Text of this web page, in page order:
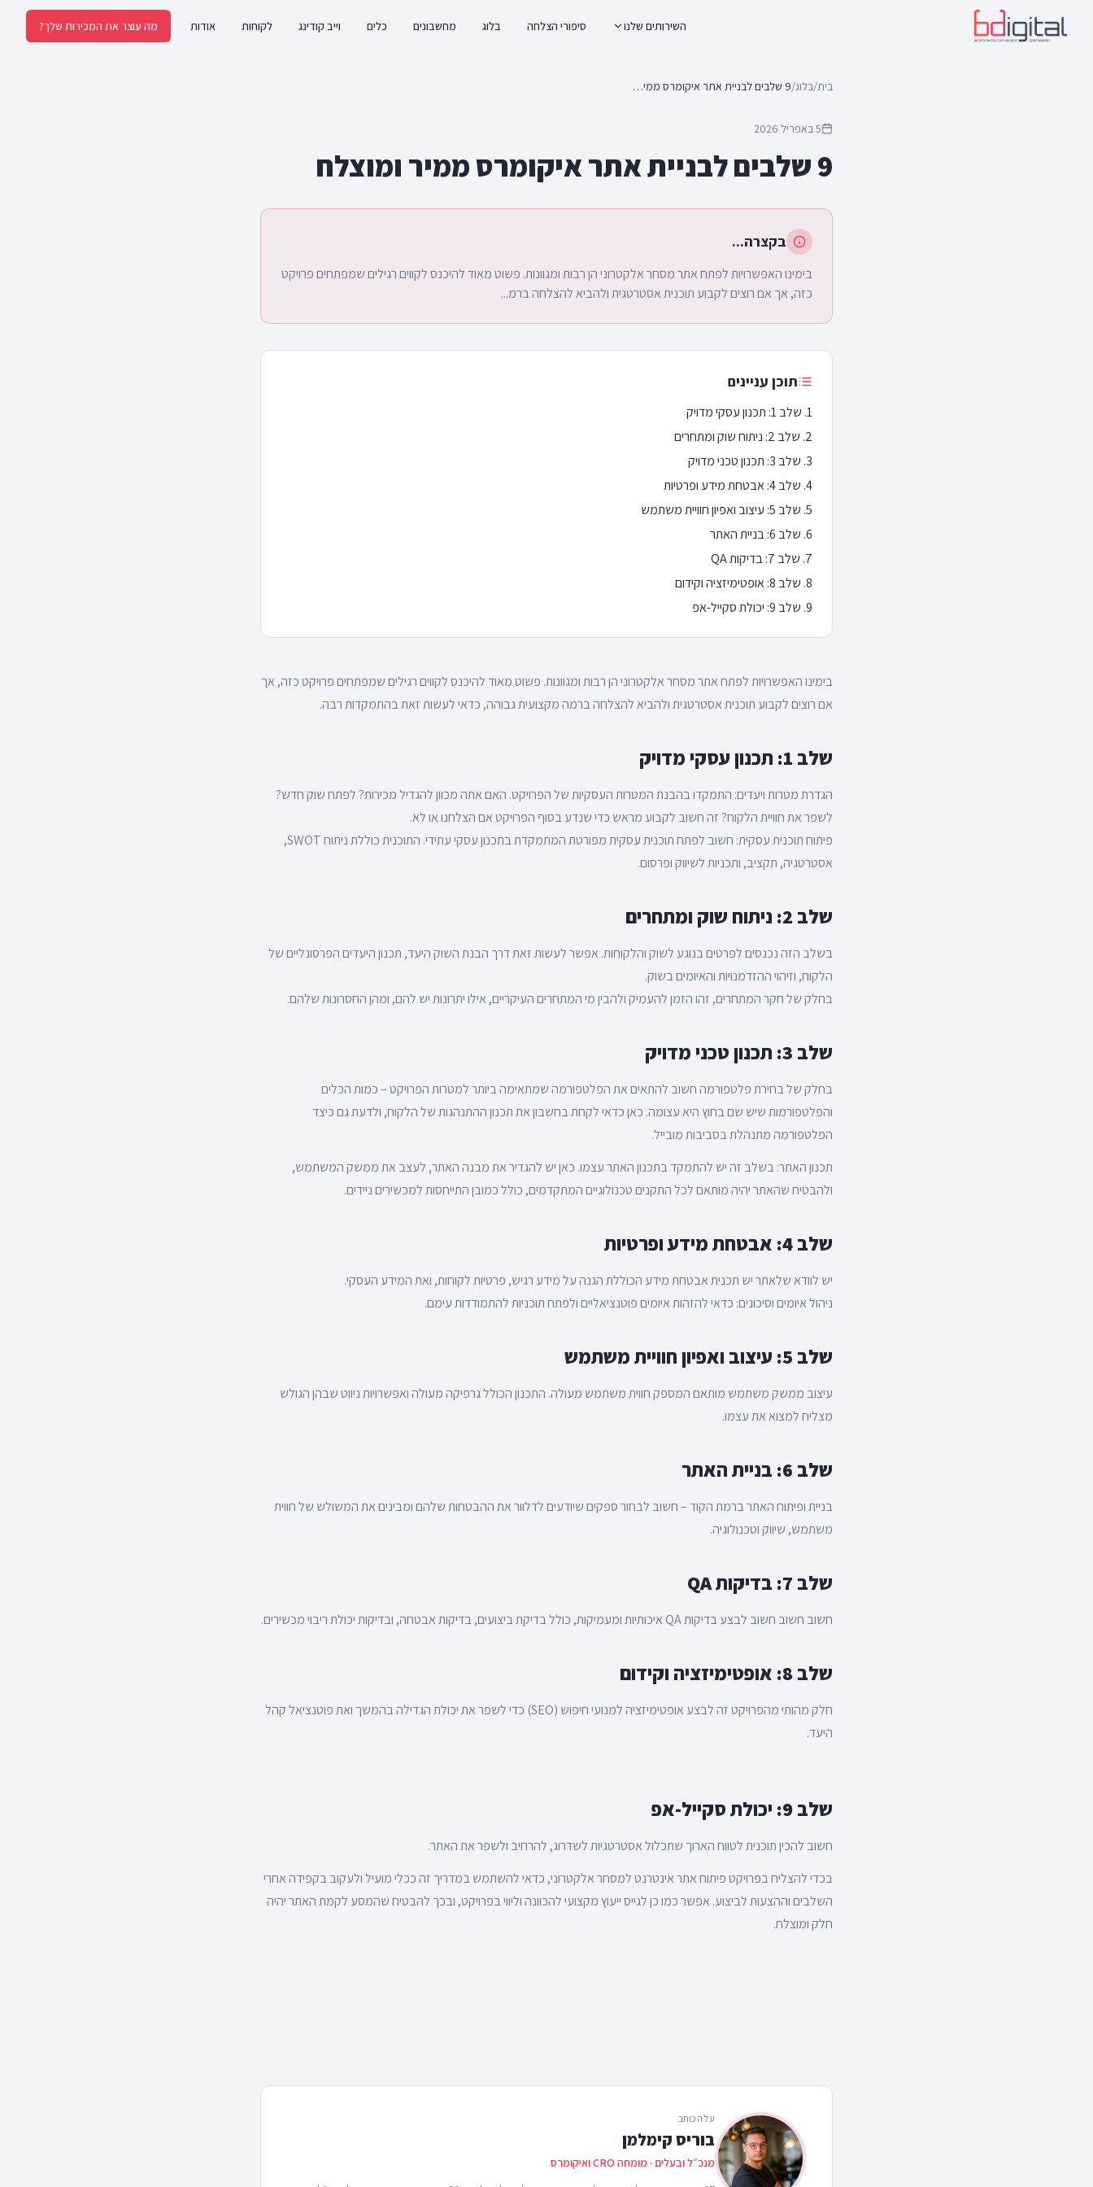
השירותים שלנו סיפורי הצלחה בלוג מחשבונים כלים וייב קודינג לקוחות אודות מה עוצר את המכירות שלך?
בית/בלוג/ 9 שלבים לבניית אתר איקומרס ממיר ומוצלח
5 באפריל 2026
9 שלבים לבניית אתר איקומרס ממיר ומוצלח
בקצרה...
בימינו האפשרויות לפתח אתר מסחר אלקטרוני הן רבות ומגוונות. פשוט מאוד להיכנס לקווים רגילים שמפתחים פרויקט
כזה, אך אם רוצים לקבוע תוכנית אסטרטגית ולהביא להצלחה ברמ...
תוכן עניינים
שלב 1: תכנון עסקי מדויק
שלב 2: ניתוח שוק ומתחרים
שלב 3: תכנון טכני מדויק
שלב 4: אבטחת מידע ופרטיות
שלב 5: עיצוב ואפיון חוויית משתמש
שלב 6: בניית האתר
שלב 7: בדיקות QA
שלב 8: אופטימיזציה וקידום
שלב 9: יכולת סקייל-אפ
בימינו האפשרויות לפתח אתר מסחר אלקטרוני הן רבות ומגוונות. פשוט מאוד להיכנס לקווים רגילים שמפתחים פרויקט כזה, אך
אם רוצים לקבוע תוכנית אסטרטגית ולהביא להצלחה ברמה מקצועית גבוהה, כדאי לעשות זאת בהתמקדות רבה.
שלב 1: תכנון עסקי מדויק
הגדרת מטרות ויעדים: התמקדו בהבנת המטרות העסקיות של הפרויקט. האם אתה מכוון להגדיל מכירות? לפתח שוק חדש?
לשפר את חוויית הלקוח? זה חשוב לקבוע מראש כדי שנדע בסוף הפרויקט אם הצלחנו או לא.
פיתוח תוכנית עסקית: חשוב לפתח תוכנית עסקית מפורטת המתמקדת בתכנון עסקי עתידי. התוכנית כוללת ניתוח SWOT,
אסטרטגיה, תקציב, ותכניות לשיווק ופרסום.
שלב 2: ניתוח שוק ומתחרים
בשלב הזה נכנסים לפרטים בנוגע לשוק והלקוחות. אפשר לעשות זאת דרך הבנת השוק היעד, תכנון היעדים הפרסונליים של
הלקוח, וזיהוי ההזדמנויות והאיומים בשוק.
בחלק של חקר המתחרים, זהו הזמן להעמיק ולהבין מי המתחרים העיקריים, אילו יתרונות יש להם, ומהן החסרונות שלהם.
שלב 3: תכנון טכני מדויק
בחלק של בחירת פלטפורמה חשוב להתאים את הפלטפורמה שמתאימה ביותר למטרות הפרויקט – כמות הכלים
והפלטפורמות שיש שם בחוץ היא עצומה. כאן כדאי לקחת בחשבון את תכנון ההתנהגות של הלקוח, ולדעת גם כיצד
הפלטפורמה מתנהלת בסביבות מובייל.
תכנון האתר: בשלב זה יש להתמקד בתכנון האתר עצמו. כאן יש להגדיר את מבנה האתר, לעצב את ממשק המשתמש,
ולהבטיח שהאתר יהיה מותאם לכל התקנים טכנולוגיים המתקדמים, כולל כמובן התייחסות למכשירים ניידים.
שלב 4: אבטחת מידע ופרטיות
יש לוודא שלאתר יש תכנית אבטחת מידע הכוללת הגנה על מידע רגיש, פרטיות לקוחות, ואת המידע העסקי.
ניהול איומים וסיכונים: כדאי להזהות איומים פוטנציאליים ולפתח תוכניות להתמודדות עימם.
שלב 5: עיצוב ואפיון חוויית משתמש
עיצוב ממשק משתמש מותאם המספק חווית משתמש מעולה. התכנון הכולל גרפיקה מעולה ואפשרויות ניווט שבהן הגולש
מצליח למצוא את עצמו.
שלב 6: בניית האתר
בניית ופיתוח האתר ברמת הקוד – חשוב לבחור ספקים שיודעים לדלוור את ההבטחות שלהם ומבינים את המשולש של חווית
משתמש, שיווק וטכנולוגיה.
שלב 7: בדיקות QA
חשוב חשוב חשוב לבצע בדיקות QA איכותיות ומעמיקות, כולל בדיקת ביצועים, בדיקות אבטחה, ובדיקות יכולת ריבוי מכשירים.
שלב 8: אופטימיזציה וקידום
חלק מהותי מהפרויקט זה לבצע אופטימיזציה למנועי חיפוש (SEO) כדי לשפר את יכולת הגדילה בהמשך ואת פוטנציאל קהל
היעד.
שלב 9: יכולת סקייל-אפ
חשוב להכין תוכנית לטווח הארוך שתכלול אסטרטגיות לשדרוג, להרחיב ולשפר את האתר.
בכדי להצליח בפרויקט פיתוח אתר אינטרנט למסחר אלקטרוני, כדאי להשתמש במדריך זה ככלי מועיל ולעקוב בקפידה אחרי
השלבים וההצעות לביצוע. אפשר כמו כן לגייס ייעוץ מקצועי להכוונה וליווי בפרויקט, ובכך להבטיח שהמסע לקמת האתר יהיה
חלק ומוצלח.
על הכותב
בוריס קימלמן
מנכ״ל ובעלים · מומחה CRO ואיקומרס